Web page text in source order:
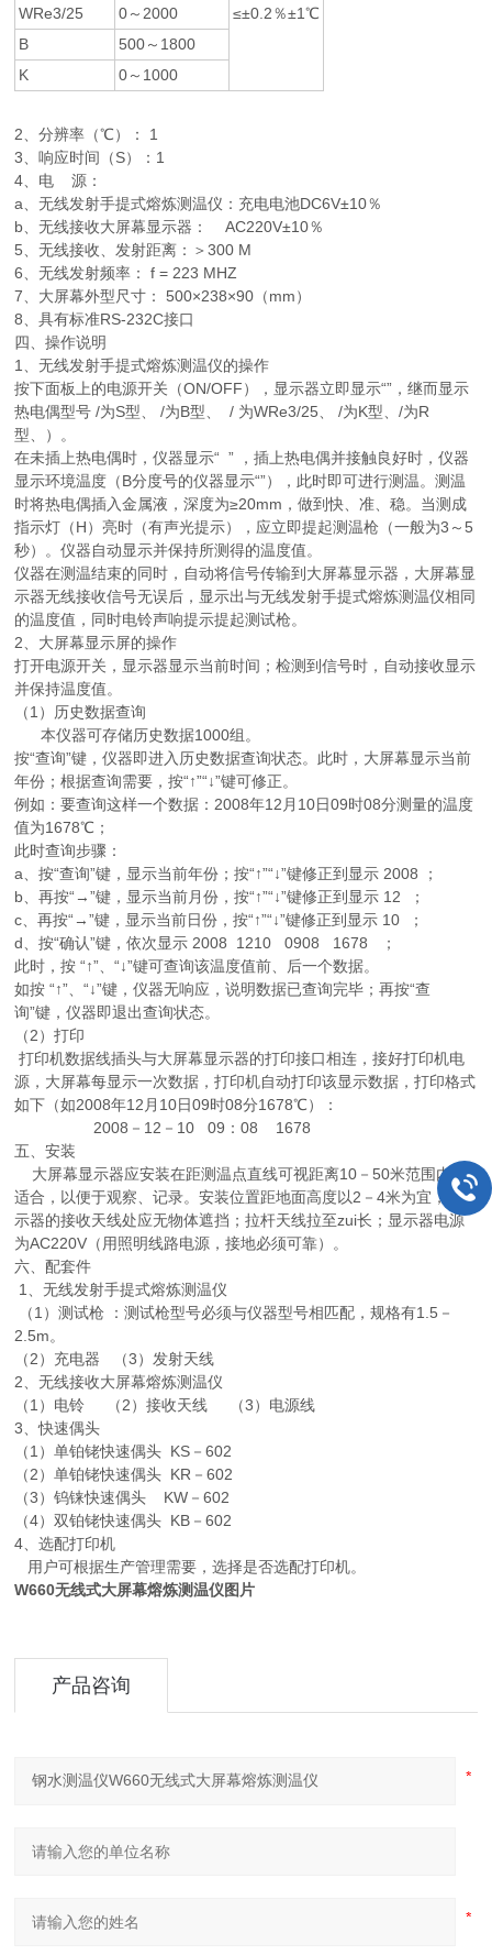
≤±0.2％±1℃
WRe3/25
0～2000
B
500～1800
K
0～1000
2、分辨率（℃）： 1
3、响应时间（S）：1
4、电 源：
a、无线发射手提式熔炼测温仪：充电电池DC6V±10％
b、无线接收大屏幕显示器： AC220V±10％
5、无线接收、发射距离：＞300 M
6、无线发射频率： f = 223 MHZ
7、大屏幕外型尺寸： 500×238×90（mm）
8、具有标准RS-232C接口
四、操作说明
1、无线发射手提式熔炼测温仪的操作
按下面板上的电源开关（ON/OFF），显示器立即显示“”，继而显示
热电偶型号/为S型、/为B型、 / 为WRe3/25、/为K型、/为R
型、）。
在未插上热电偶时，仪器显示“ ” ，插上热电偶并接触良好时，仪器
显示环境温度（B分度号的仪器显示“”），此时即可进行测温。测温
时将热电偶插入金属液，深度为≥20mm，做到快、准、稳。当测成
指示灯（H）亮时（有声光提示），应立即提起测温枪（一般为3～5
秒）。仪器自动显示并保持所测得的温度值。
仪器在测温结束的同时，自动将信号传输到大屏幕显示器，大屏幕显
示器无线接收信号无误后，显示出与无线发射手提式熔炼测温仪相同
的温度值，同时电铃声响提示提起测试枪。
2、大屏幕显示屏的操作
打开电源开关，显示器显示当前时间；检测到信号时，自动接收显示
并保持温度值。
（1）历史数据查询
本仪器可存储历史数据1000组。
按“查询”键，仪器即进入历史数据查询状态。此时，大屏幕显示当前
年份；根据查询需要，按“↑”“↓”键可修正。
例如：要查询这样一个数据：2008年12月10日09时08分测量的温度
值为1678℃；
此时查询步骤：
a、按“查询”键，显示当前年份；按“↑”“↓”键修正到显示 2008 ；
b、再按“→”键，显示当前月份，按“↑”“↓”键修正到显示 12 ；
c、再按“→”键，显示当前日份，按“↑”“↓”键修正到显示 10 ；
d、按“确认”键，依次显示 2008 1210 0908 1678 ；
此时，按 “↑”、“↓”键可查询该温度值前、后一个数据。
如按 “↑”、“↓”键，仪器无响应，说明数据已查询完毕；再按“查
询”键，仪器即退出查询状态。
（2）打印
打印机数据线插头与大屏幕显示器的打印接口相连，接好打印机电
源，大屏幕每显示一次数据，打印机自动打印该显示数据，打印格式
如下（如2008年12月10日09时08分1678℃）：
2008－12－10 09：08 1678
五、安装
大屏幕显示器应安装在距测温点直线可视距离10－50米范围内较
适合，以便于观察、记录。安装位置距地面高度以2－4米为宜，显
示器的接收天线处应无物体遮挡；拉杆天线拉至zui长；显示器电源
为AC220V（用照明线路电源，接地必须可靠）。
六、配套件
1、无线发射手提式熔炼测温仪
（1）测试枪 ：测试枪型号必须与仪器型号相匹配，规格有1.5－
2.5m。
（2）充电器 （3）发射天线
2、无线接收大屏幕熔炼测温仪
（1）电铃 （2）接收天线 （3）电源线
3、快速偶头
（1）单铂铑快速偶头 KS－602
（2）单铂铑快速偶头 KR－602
（3）钨铼快速偶头 KW－602
（4）双铂铑快速偶头 KB－602
4、选配打印机
用户可根据生产管理需要，选择是否选配打印机。
W660无线式大屏幕熔炼测温仪图片
产品咨询